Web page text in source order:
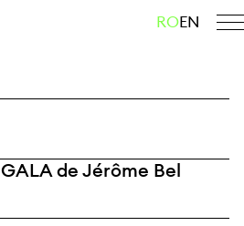
ROEN
GALA de Jérôme Bel